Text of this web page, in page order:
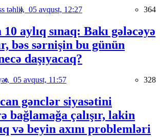
təhlil, 05 avqust, 12:27 364
aylıq sınaq: Bakı gələcəyə
bəs sərnişin bu günün
daşıyacaq?
05 avqust, 11:57 328
gənclər siyasətini
bağlamağa çalışır, lakin
və beyin axını problemləri